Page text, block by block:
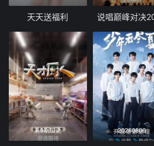
天天送福利 说唱巅峰对决
第9期加更 20260806